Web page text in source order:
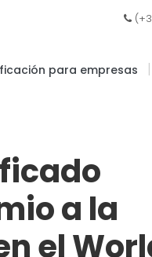
para empresas |
a la
el